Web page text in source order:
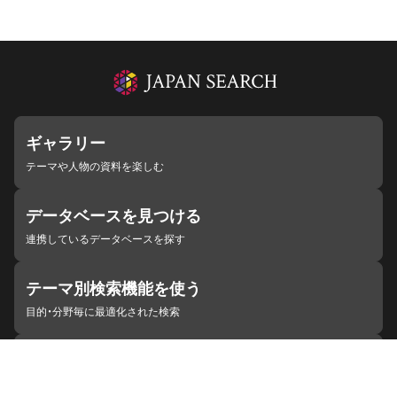
ギャラリー
テーマや人物の資料を楽しむ
データベースを見つける
連携しているデータベースを探す
テーマ別検索機能を使う
目的・分野毎に最適化された検索